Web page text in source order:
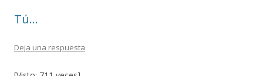
k
Tú…
Deja una respuesta